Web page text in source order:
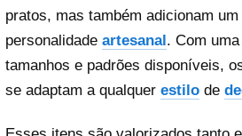
pratos, mas também adicionam
personalidade artesanal. Com
tamanhos e padrões disponíveis,
se adaptam a qualquer estilo de